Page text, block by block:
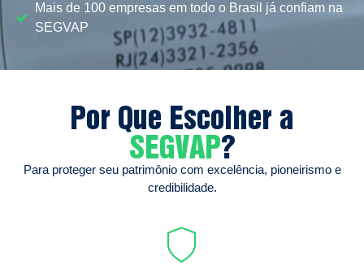
Mais de 100 empresas em todo o Brasil já confiam na
SEGVAP
Por Que Escolher a
SEGVAP?
Para proteger seu patrimônio com excelência, pioneirismo e
credibilidade.